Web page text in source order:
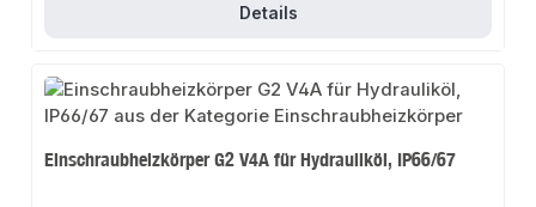
Details
Einschraubheizkörper G2 V4A für Hydrauliköl, IP66/67